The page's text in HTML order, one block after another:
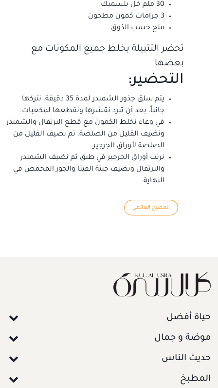
30 ملم خل بلسميك
3 جرامات كمون مطحون
ملح حسب الذوق
تحضر التتبيلة بخلط جميع المكونات مع
بعضها
التحضير:
يتم سلق جذور الشمندر لمدة 35 دقيقة، نتركها
جانباً، بعد أن تبرد نقشرها ونقطعها لمكعبات.
في وعاء نخلط الكمون مع قطع البرتقال والشمندر
ونضيف القليل من الصلصة، ثم نضيف القليل من
الصلصة لأوراق الجرجير.
نرتب أوراق الجرجير في طبق ثم نضيف الشمندر
والبرتقال ونضيف جبنة الفيتا والجوز المحمص في
النهاية.
المطبخ العالمي
حياة أفضل
موضة و جمال
حديث الناس
المطبخ